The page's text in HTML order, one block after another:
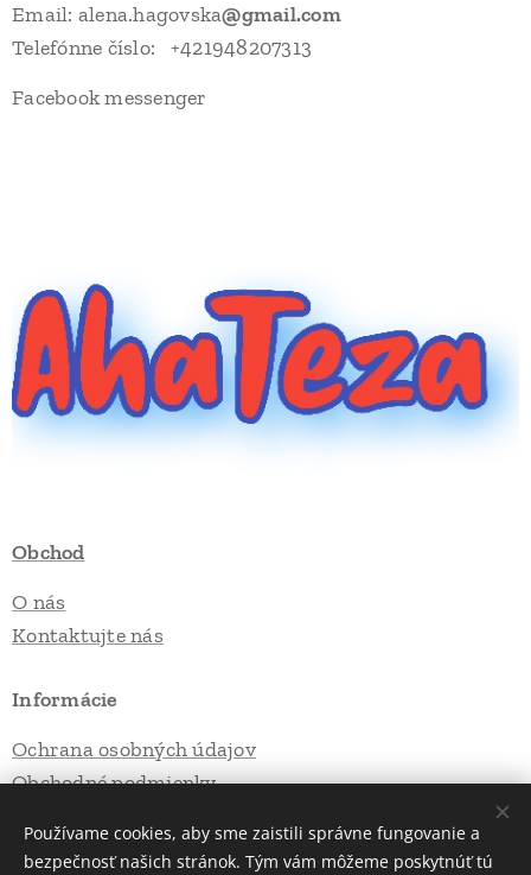
Email: alena.hagovska@gmail.com
Telefónne číslo: +421948207313
Facebook messenger
Obchod
O nás
Kontaktujte nás
Informácie
Ochrana osobných údajov
Obchodné podmienky
Vytvorené službouWebnode Cookies
Používame cookies, aby sme zaistili správne fungovanie a
bezpečnosť našich stránok. Tým vám môžeme poskytnúť tú